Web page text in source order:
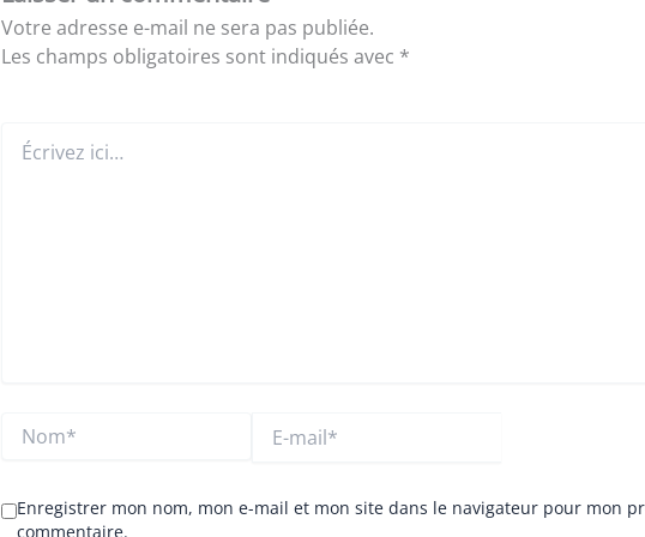
Votre adresse e-mail ne sera pas publiée.
Les champs obligatoires sont indiqués avec *
ici…
mail*
Enregistrer mon nom, mon e-mail et mon site dans le navigateur pour mon
commentaire.